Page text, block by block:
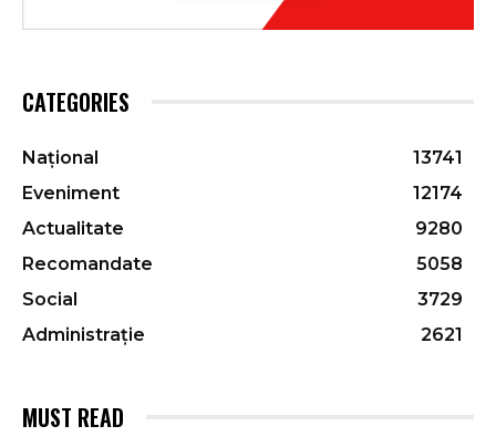
CATEGORIES
Național
13741
Eveniment
12174
Actualitate
9280
Recomandate
5058
Social
3729
Administrație
2621
MUST READ